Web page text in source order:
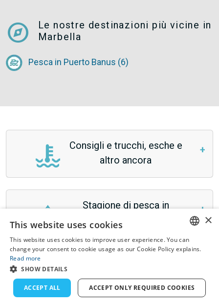
explore
Le nostre destinazioni più vicine in
Marbella
Pesca in Puerto Banus (6)
Consigli e trucchi, esche e
altro ancora
Stagione di pesca in
Marbella
ENGLISH
DUTCH
GERMAN
×
This website uses cookies
This website uses cookies to improve user experience. You can
change your consent to cookie usage as our Cookie Policy explains.
Read more
SHOW DETAILS
ACCEPT ALL ACCEPT ONLY REQUIRED COOKIES